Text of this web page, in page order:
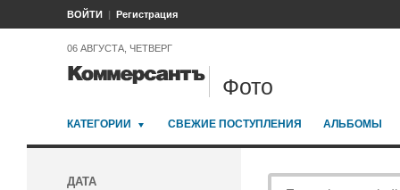
ВОЙТИ Регистрация
06 АВГУСТА, ЧЕТВЕРГ
Фото
КАТЕГОРИИ СВЕЖИЕ ПОСТУПЛЕНИЯ АЛЬБОМЫ
ДАТА